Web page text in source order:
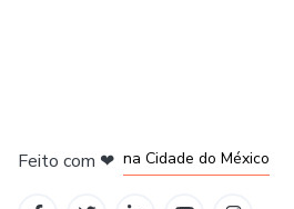
Feito com ❤ na Cidade do México